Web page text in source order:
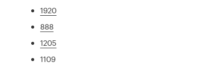
1920
888
1205
1109